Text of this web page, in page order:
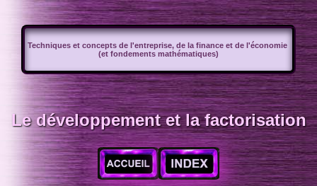
Techniques et concepts de l'entreprise, de la finance et de l'économie
(et fondements mathématiques)
Le développement et la factorisation